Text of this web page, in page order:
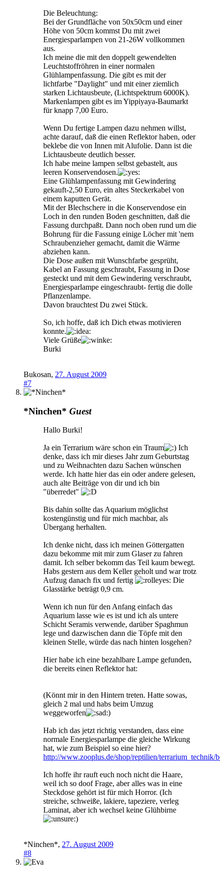
Die Beleuchtung:
Bei der Grundfläche von 50x50cm und einer
Höhe von 50cm kommst Du mit zwei
Energiesparlampen von 21-26W vollkommen
aus.
Ich meine die mit den doppelt gewendelten
Leuchtstoffröhren in einer normalen
Glühlampenfassung. Die gibt es mit der
lichtfarbe "Daylight" und mit einer ziemlich
starken Lichtausbeute, (Lichtspektrum 6000K).
Markenlampen gibt es im Yippiyaya-Baumarkt
für knapp 7,00 Euro.
Wenn Du fertige Lampen dazu nehmen willst,
achte darauf, daß die einen Reflektor haben, oder
beklebe die von Innen mit Alufolie. Dann ist die
Lichtausbeute deutlich besser.
Ich habe meine lampen selbst gebastelt, aus
leeren Konservendosen.
Eine Glühlampenfassung mit Gewindering
gekauft-2,50 Euro, ein altes Steckerkabel von
einem kaputten Gerät.
Mit der Blechschere in die Konservendose ein
Loch in den runden Boden geschnitten, daß die
Fassung durchpaßt. Dann noch oben rund um die
Bohrung für die Fassung einige Löcher mit 'nem
Schraubenzieher gemacht, damit die Wärme
abziehen kann.
Die Dose außen mit Wunschfarbe gesprüht,
Kabel an Fassung geschraubt, Fassung in Dose
gesteckt und mit dem Gewindering verschraubt,
Energiesparlampe eingeschraubt- fertig die dolle
Pflanzenlampe.
Davon brauchtest Du zwei Stück.
So, ich hoffe, daß ich Dich etwas motivieren
konnte.
Viele Grüße
Burki
Bukosan, 27. August 2009
#7
*Ninchen* Guest
Hallo Burki!
Ja ein Terrarium wäre schon ein Traum
Ich
denke, dass ich mir dieses Jahr zum Geburtstag
und zu Weihnachten dazu Sachen wünschen
werde. Ich hatte hier das ein oder andere gelesen,
auch alte Beiträge von dir und ich bin
"überredet"
Bis dahin sollte das Aquarium möglichst
kostengünstig und für mich machbar, als
Übergang herhalten.
Ich denke nicht, dass ich meinen Göttergatten
dazu bekomme mit mir zum Glaser zu fahren
damit. Ich selber bekomm das Teil kaum bewegt.
Habs gestern aus dem Keller geholt und war trotz
Aufzug danach fix und fertig
Die
Glasstärke beträgt 0,9 cm.
Wenn ich nun für den Anfang einfach das
Aquarium lasse wie es ist und ich als untere
Schicht Seramis verwende, darüber Spaghmun
lege und dazwischen dann die Töpfe mit den
kleinen Stelle, würde das nach hinten losgehen?
Hier habe ich eine bezahlbare Lampe gefunden,
die bereits einen Reflektor hat:
(Könnt mir in den Hintern treten. Hatte sowas,
gleich 2 mal und habs beim Umzug
weggeworfen
)
Hab ich das jetzt richtig verstanden, dass eine
normale Energiesparlampe die gleiche Wirkung
hat, wie zum Beispiel so eine hier?
http://www.zooplus.de/shop/reptilien/terrarium_technik/
Ich hoffe ihr rauft euch noch nicht die Haare,
weil ich so doof Frage, aber alles was in eine
Steckdose gehört ist für mich Horror. (Ich
streiche, schweiße, lakiere, tapeziere, verleg
Laminat, aber ich wechsel keine Glühbirne
)
*Ninchen*, 27. August 2009
#8